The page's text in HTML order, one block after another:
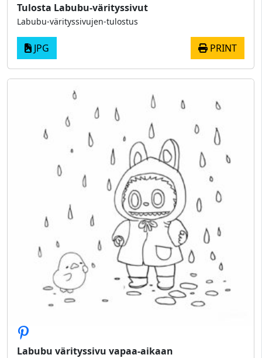
Tulosta Labubu-värityssivut
Labubu-värityssivujen-tulostus
JPG PRINT
Labubu värityssivu vapaa-aikaan